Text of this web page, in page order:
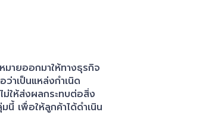
ายออกมาให้ทางธุรกิจ
าเป็นแหล่งกำเนิด
ให้ส่งผลกระทบต่อสิ่ง
เพื่อให้ลูกค้าได้ดำเนิน